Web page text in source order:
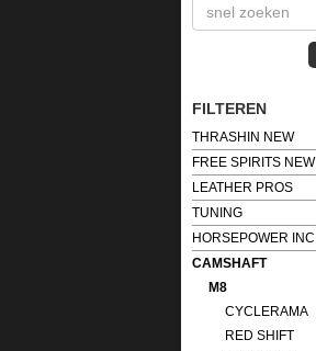
FILTEREN
THRASHIN NEW
FREE SPIRITS NEW
LEATHER PROS
TUNING
HORSEPOWER INC
CAMSHAFT
M8
CYCLERAMA
RED SHIFT